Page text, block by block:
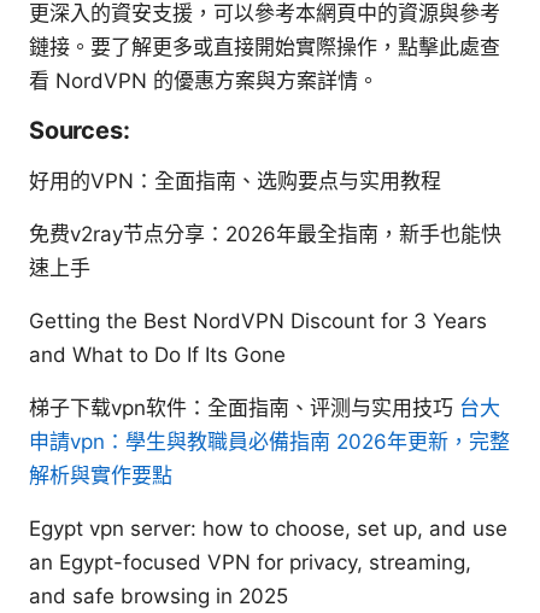
更深入的資安支援，可以參考本網頁中的資源與參考
鏈接。要了解更多或直接開始實際操作，點擊此處查
看 NordVPN 的優惠方案與方案詳情。
Sources:
好用的VPN：全面指南、选购要点与实用教程
免费v2ray节点分享：2026年最全指南，新手也能快
速上手
Getting the Best NordVPN Discount for 3 Years
and What to Do If Its Gone
梯子下载vpn软件：全面指南、评测与实用技巧 台大
申請vpn：學生與教職員必備指南 2026年更新，完整
解析與實作要點
Egypt vpn server: how to choose, set up, and use
an Egypt-focused VPN for privacy, streaming,
and safe browsing in 2025